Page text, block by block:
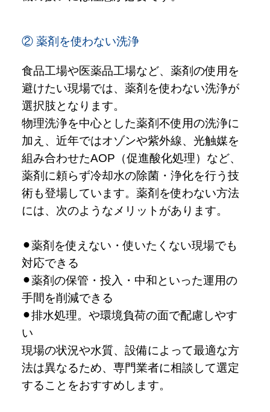
② 薬剤を使わない洗浄
食品工場や医薬品工場など、薬剤の使用を
避けたい現場では、薬剤を使わない洗浄が
選択肢となります。
物理洗浄を中心とした薬剤不使用の洗浄に
加え、近年ではオゾンや紫外線、光触媒を
組み合わせたAOP（促進酸化処理）など、
薬剤に頼らず冷却水の除菌・浄化を行う技
術も登場しています。薬剤を使わない方法
には、次のようなメリットがあります。
薬剤を使えない・使いたくない現場でも
対応できる
薬剤の保管・投入・中和といった運用の
手間を削減できる
排水処理。や環境負荷の面で配慮しやす
い
現場の状況や水質、設備によって最適な方
法は異なるため、専門業者に相談して選定
することをおすすめします。